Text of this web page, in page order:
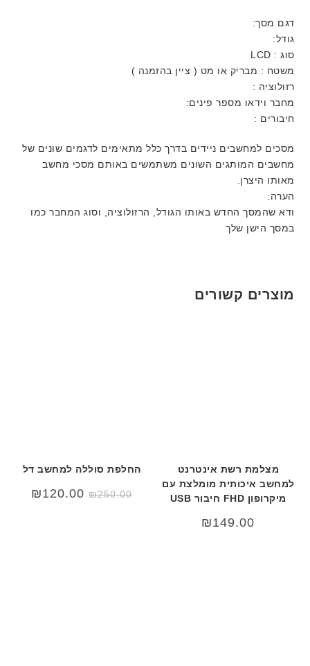
דגם מסך:
גודל:
סוג : LCD
משטח : מבריק או מט ( ציין בהזמנה )
רזולוציה :
מחבר וידאו מספר פינים:
חיבורים :
מסכים למחשבים ניידים בדרך כלל מתאימים לדגמים שונים של
מחשבים המותגים השונים משתמשים באותם מסכי מחשב
מאותו היצרן.
הערה:
ודא שהמסך החדש באותו הגודל, הרזולוציה, וסוג המחבר כמו
במסך הישן שלך
מוצרים קשורים
מצלמת רשת אינטרנט
למחשב איכותית מומלצת עם
מיקרופון FHD חיבור USB
₪149.00
החלפת סוללה למחשב דל
₪250.00
המחיר
המקורי
₪120.00
המחיר
הנוכחי